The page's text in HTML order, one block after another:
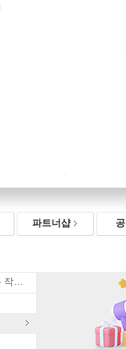
파트너샵